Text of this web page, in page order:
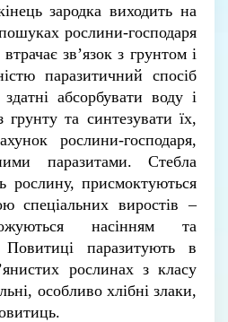
зародка виходить на
рослини-господаря
зв’язок з грунтом і
паразитичний спосіб
абсорбувати воду і
та синтезувати їх,
рослини-господаря,
паразитами. Стебла
рослину, присмоктуються
спеціальних виростів –
насінням та
паразитують в
рослинах з класу
особливо хлібні злаки,